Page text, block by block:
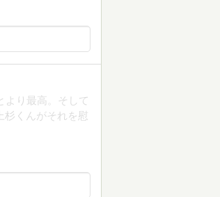
より最高。そして
くんがそれを慰